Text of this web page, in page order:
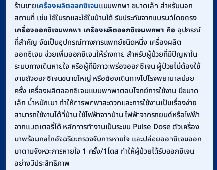
ร้านขายเครื่องผลิตออกซิเจนแบบพกพา ขนาดเล็ก สำหรับนอก
สถานที่ เช่น ใช้ในรถและใช้ในบ้านได้ รับประกันจากแบรนด์โดยตรง
เครื่องออกซิเจนพกพา เครื่องผลิตออกซิเจนพกพา คืออุปกรณ์
ที่สำคัญ จัดเป็นอุปกรณ์ทางการแพทย์ชนิดหนึ่ง เครื่องผลิต
ออกซิเจน ช่วยเพิ่มออกซิเจนให้ร่างกาย สำหรับผู้ป่วยที่มีปัญหาใน
ระบบทางเดินหายใจ หรือผู้ที่มีภาวะพร่องออกซิเจน ผู้ป่วยไม่ต้องใช้
งานถังออกซิเจนขนาดใหญ่ หรือต้องเดินทางไปโรงพยาบาลบ่อย
ครั้ง เครื่องผลิตออกซิเจนแบบพกพาตอบโจทย์การใช้งาน มีขนาด
เล็ก น้ำหนักเบา ทำให้การพกพาสะดวกและการใช้งานเป็นเรื่องง่าย
สามารถใช้งานได้ที่บ้าน ใช้ไฟฟ้าจากบ้าน ไฟฟ้าจากรถยนต์หรือไฟฟ้า
จากแบตเตอรี่ได้ หลักการทำงานเป็นระบบ Pulse Dose ตัวเครื่อง
มาพร้อมกลไกอัจฉริยะตรวจจับการหายใจ และปล่อยออกซิเจนออก
มาตามจังหวะการหายใจ 1 ครั้ง/1โดส ทำให้ผู้ป่วยได้รับออกซิเจน
อย่างมีประสิทธิภาพ